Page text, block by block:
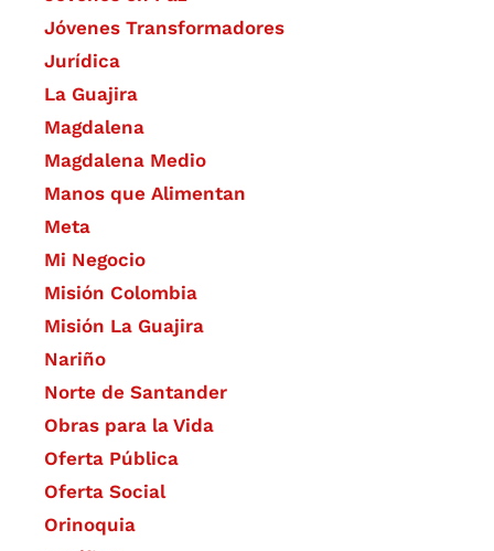
Jóvenes Transformadores
Jurídica
La Guajira
Magdalena
Magdalena Medio
Manos que Alimentan
Meta
Mi Negocio
Misión Colombia
Misión La Guajira
Nariño
Norte de Santander
Obras para la Vida
Oferta Pública
Oferta Social​​
Orinoquia